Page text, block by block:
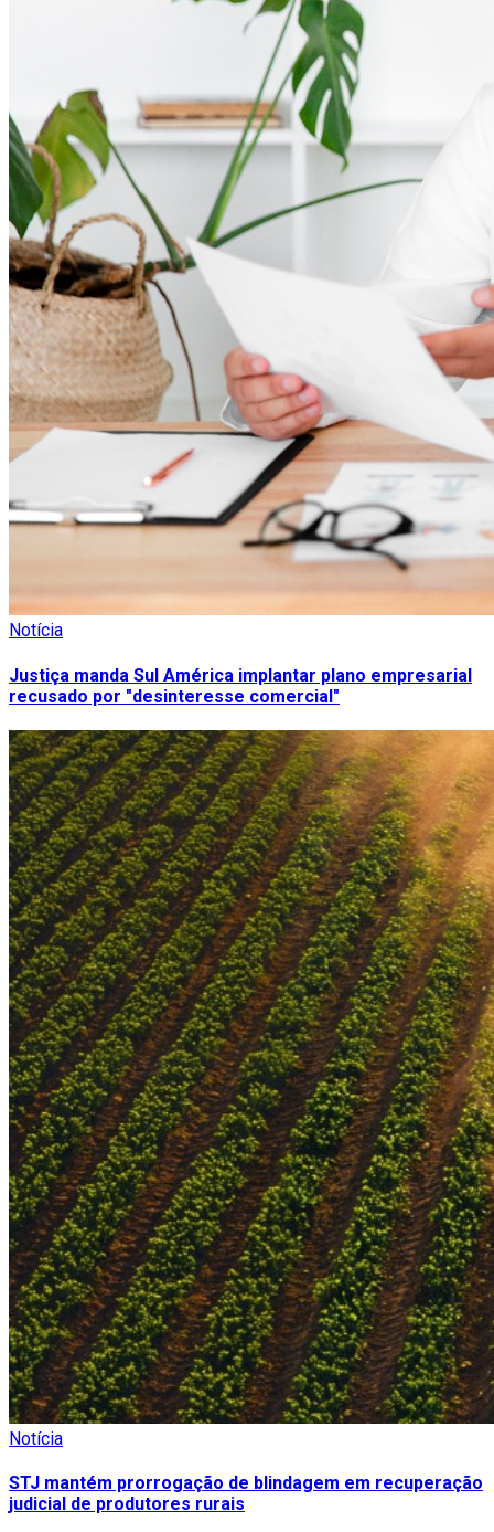
Notícia
Justiça manda Sul América implantar plano empresarial
recusado por "desinteresse comercial"
Notícia
STJ mantém prorrogação de blindagem em recuperação
judicial de produtores rurais